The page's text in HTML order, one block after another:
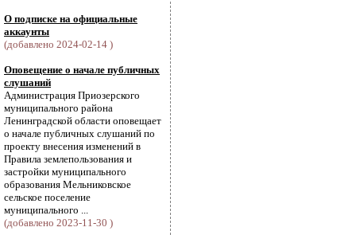
О подписке на официальные
аккаунты
(добавлено 2024-02-14 )
Оповещение о начале публичных
слушаний
Администрация Приозерского
муниципального района
Ленинградской области оповещает
о начале публичных слушаний по
проекту внесения изменений в
Правила землепользования и
застройки муниципального
образования Мельниковское
сельское поселение
муниципального ...
(добавлено 2023-11-30 )